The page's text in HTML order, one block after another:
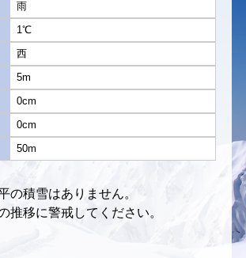
雨
1℃
西
5m
0cm
0cm
50m
の積雪はありません。
推移に警戒してください。